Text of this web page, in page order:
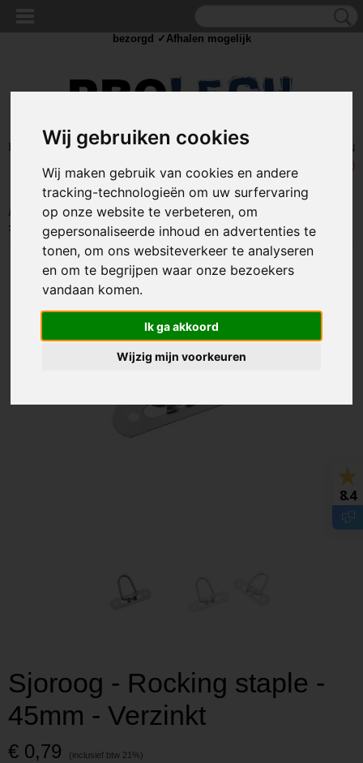
Wij gebruiken cookies
Wij maken gebruik van cookies en andere
tracking-technologieën om uw surfervaring
op onze website te verbeteren, om
gepersonaliseerde inhoud en advertenties te
tonen, om ons websiteverkeer te analyseren
en om te begrijpen waar onze bezoekers
vandaan komen.
Ik ga akkoord
Wijzig mijn voorkeuren
Inloggen Registreren
UW WINKELWAGEN
Geen producten
(0)
Home >AANHANGER TOEBEHOREN>Overige aanhanger toebehoren
>
Sjoroog - Rocking staple - 45mm - Verzinkt
Sjoroog - Rocking staple -
45mm - Verzinkt
€ 0,79
bezorgd ✓Afhalen mogelijk
8.4